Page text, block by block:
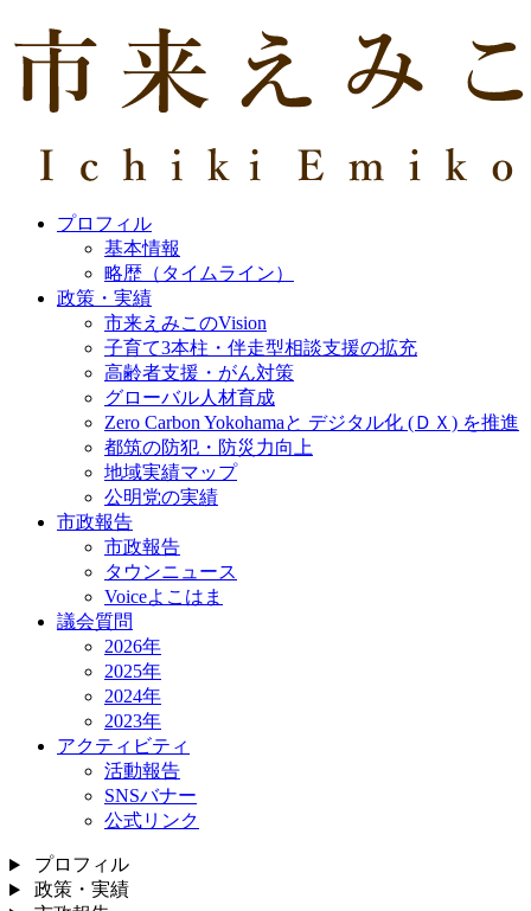
プロフィル
基本情報
略歴（タイムライン）
政策・実績
市来えみこのVision
子育て3本柱・伴走型相談支援の拡充
高齢者支援・がん対策
グローバル人材育成
Zero Carbon Yokohamaと デジタル化 (ＤＸ) を推進
都筑の防犯・防災力向上
地域実績マップ
公明党の実績
市政報告
市政報告
タウンニュース
Voiceよこはま
議会質問
2026年
2025年
2024年
2023年
アクティビティ
活動報告
SNSバナー
公式リンク
プロフィル
政策・実績